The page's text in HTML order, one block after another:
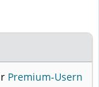
Premium-Usern